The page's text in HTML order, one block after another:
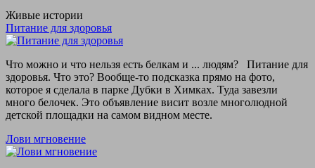
Живые истории
Питание для здоровья
Что можно и что нельзя есть белкам и ... людям? Питание для
здоровья. Что это? Вообще-то подсказка прямо на фото,
которое я сделала в парке Дубки в Химках. Туда завезли
много белочек. Это объявление висит возле многолюдной
детской площадки на самом видном месте.
Лови мгновение